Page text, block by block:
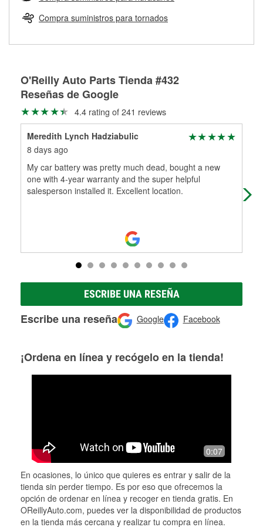
Herramientas de O'Reilly
pueden ser reutilizados, podemos ayudarte a encontrar las
partes de reemplazo correctas para tu reparación.
Rectificación de tambores y discos de freno
Compra suministros para tornados
O'Reilly Auto Parts Tienda #432
Reseñas de Google
4.4 rating of 241 reviews
Meredith Lynch Hadziabulic
8 days ago
My car battery was pretty much dead, bought a new
one with 4-year warranty and the super helpful
salesperson installed it. Excellent location.
ESCRIBE UNA RESEÑA
Escribe una reseña Google Facebook
¡Ordena en línea y recógelo en la tienda!
0:07
En ocasiones, lo único que quieres es entrar y salir de la
tienda sin perder tiempo. Es por eso que ofrecemos la
opción de ordenar en línea y recoger en tienda gratis. En
OReillyAuto.com, puedes ver la disponibilidad de productos
en la tienda más cercana y realizar tu compra en línea.